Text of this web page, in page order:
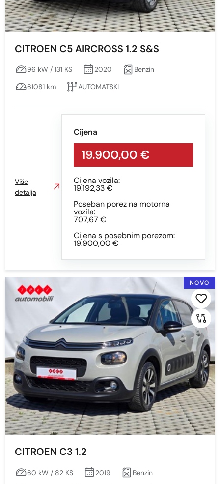
Min Max
Prikaži Obriši
Max
Obriši
Sve
Benzin
Snaga vozila KS
Min Max
CITROEN C5 AIRCROSS 1.2 S&S
96 kW / 131 KS 2020
Benzin
61081 km
AUTOMATSKI
Cijena
19.900,00 €
Cijena vozila:
19.192,33 €
Poseban porez na motorna
vozila:
707,67 €
Cijena s posebnim porezom:
19.900,00 €
Više
detalja
NOVO
CITROEN C3 1.2
60 kW / 82 KS 2019
Benzin